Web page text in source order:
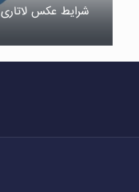
شرایط عکس لاتاری